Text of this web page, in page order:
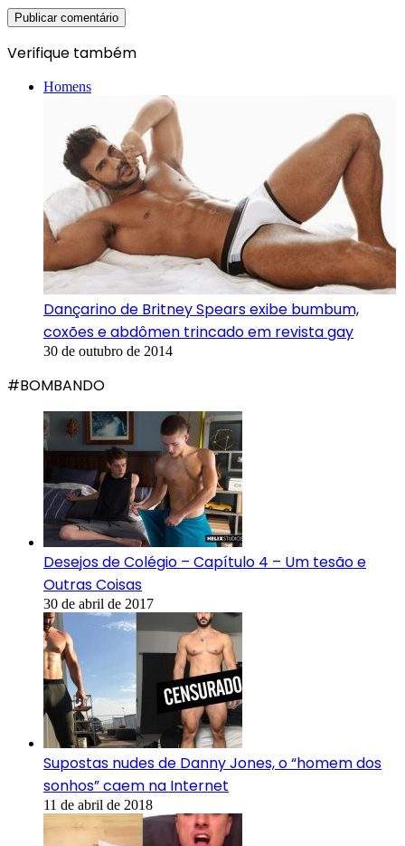
Verifique também
Homens
Dançarino de Britney Spears exibe bumbum,
coxões e abdômen trincado em revista gay
30 de outubro de 2014
#BOMBANDO
Desejos de Colégio – Capítulo 4 – Um tesão e
Outras Coisas
30 de abril de 2017
Supostas nudes de Danny Jones, o “homem dos
sonhos” caem na Internet
11 de abril de 2018